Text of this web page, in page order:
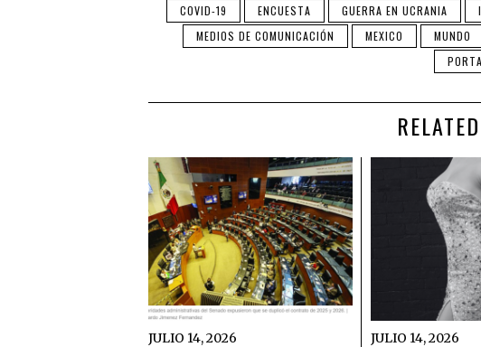
COVID-19 ENCUESTA GUERRA EN UCRANIA
MEDIOS DE COMUNICACIÓN
MEXICO MUNDO
JULIO 14, 2026 JULIO 14, 2026